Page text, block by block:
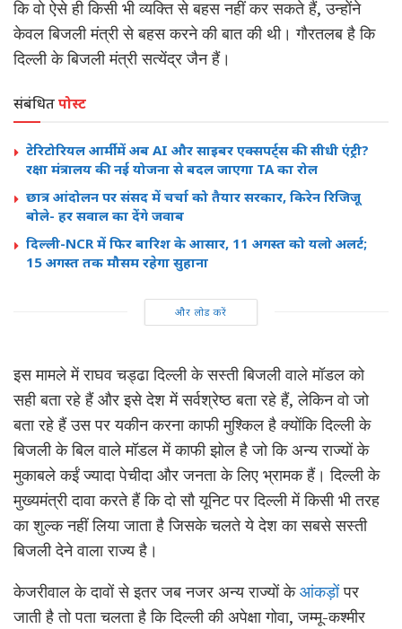
कि वो ऐसे ही किसी भी व्यक्ति से बहस नहीं कर सकते हैं, उन्होंने
केवल बिजली मंत्री से बहस करने की बात की थी। गौरतलब है कि
दिल्ली के बिजली मंत्री सत्येंद्र जैन हैं।
संबंधितपोस्ट
टेरिटोरियल आर्मी में अब AI और साइबर एक्सपर्ट्स की सीधी एंट्री?
रक्षा मंत्रालय की नई योजना से बदल जाएगा TA का रोल
छात्र आंदोलन पर संसद में चर्चा को तैयार सरकार, किरेन रिजिजू
बोले- हर सवाल का देंगे जवाब
दिल्ली-NCR में फिर बारिश के आसार, 11 अगस्त को यलो अलर्ट;
15 अगस्त तक मौसम रहेगा सुहाना
और लोड करें
इस मामले में राघव चड्ढा दिल्ली के सस्ती बिजली वाले मॉडल को
सही बता रहे हैं और इसे देश में सर्वश्रेष्ठ बता रहे हैं, लेकिन वो जो
बता रहे हैं उस पर यकीन करना काफी मुश्किल है क्योंकि दिल्ली के
बिजली के बिल वाले मॉडल में काफी झोल है जो कि अन्य राज्यों के
मुकाबले कईं ज्यादा पेचीदा और जनता के लिए भ्रामक हैं। दिल्ली के
मुख्यमंत्री दावा करते हैं कि दो सौ यूनिट पर दिल्ली में किसी भी तरह
का शुल्क नहीं लिया जाता है जिसके चलते ये देश का सबसे सस्ती
बिजली देने वाला राज्य है।
केजरीवाल के दावों से इतर जब नजर अन्य राज्यों केआंकड़ोंपर
जाती है तो पता चलता है कि दिल्ली की अपेक्षा गोवा, जम्मू-कश्मीर